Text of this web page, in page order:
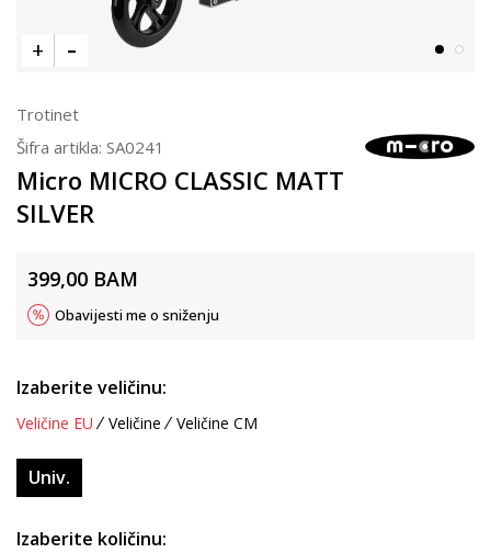
Trotinet
Šifra artikla: SA0241
Micro MICRO CLASSIC MATT
SILVER
399,00 BAM
Obavijesti me o sniženju
Izaberite veličinu:
Veličine EU Veličine Veličine CM
Univ.
Izaberite količinu: